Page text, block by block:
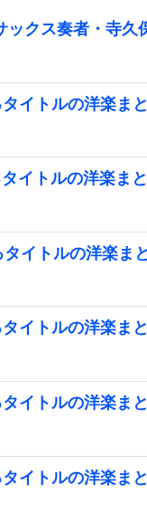
ックス奏者・寺久
タイトルの洋楽ま
タイトルの洋楽ま
タイトルの洋楽ま
タイトルの洋楽ま
タイトルの洋楽ま
タイトルの洋楽ま